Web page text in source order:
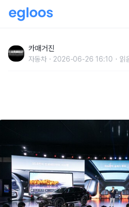
략 가동카매거진
자동차 2026-06-26 16:10 읽